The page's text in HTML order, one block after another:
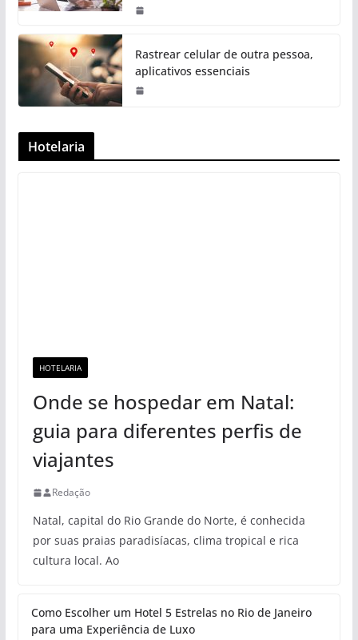
Rastrear celular de outra pessoa,
aplicativos essenciais
Hotelaria
HOTELARIA
Onde se hospedar em Natal:
guia para diferentes perfis de
viajantes
Redação
Natal, capital do Rio Grande do Norte, é conhecida
por suas praias paradisíacas, clima tropical e rica
cultura local. Ao
Como Escolher um Hotel 5 Estrelas no Rio de Janeiro
para uma Experiência de Luxo